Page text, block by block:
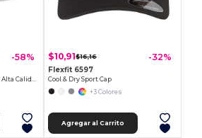
-58%
Gorra Ajustada Premium de Alta Calidad
$10,91$16,16 -32%
Flexfit 6597
Cool & Dry Sport Cap
+3 Colores
Agregar al Carrito